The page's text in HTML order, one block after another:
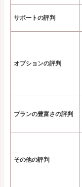
サポートの評判
オプションの評判
プランの豊富さの評判
その他の評判